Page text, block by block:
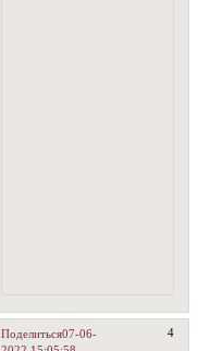
Поделиться 4
07-06-